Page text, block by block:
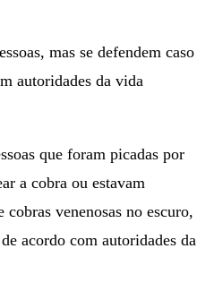
mas se defendem caso
autoridades da vida
que foram picadas por
a cobra ou estavam
venenosas no escuro,
acordo com autoridades da